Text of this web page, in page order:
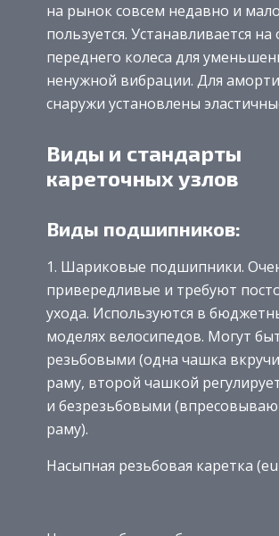
на рынок совсем недавно и
пользуется. Устанавливается на
переднего колеса для
ненужной вибрации. Для
снаружи установлены
Виды и стандарты
кареточных узлов
Виды подшипников:
Шариковые подшипники.
привередливые и требуют
ухода. Используются в
моделях велосипедов. Могут
резьбовыми (одна чашка
раму, второй чашкой
и безрезьбовыми
раму).
Насыпная резьбовая каретка